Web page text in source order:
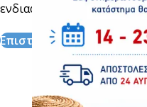
ενδιαφέροντα προϊόντα
Επιστροφή Στο